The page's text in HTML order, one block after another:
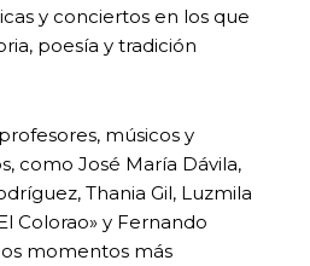
y conciertos en los que
poesía y tradición
músicos y
como José María Dávila,
Thania Gil, Luzmila
Colorao» y Fernando
momentos más